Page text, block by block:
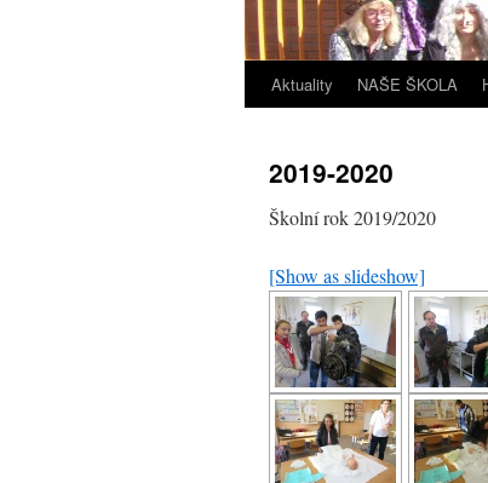
Aktuality NAŠE ŠKOLA
2019-2020
Školní rok 2019/2020
[Show as slideshow]